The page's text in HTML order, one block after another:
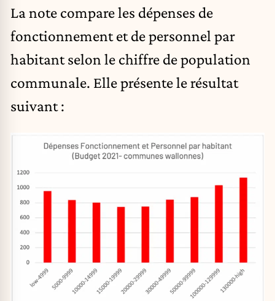
La note compare les dépenses de
fonctionnement et de personnel par
habitant selon le chiffre de population
communale. Elle présente le résultat
suivant :